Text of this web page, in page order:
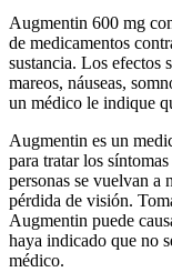
Augmentin 600 mg
de medicamentos
sustancia. Los efectos
mareos, náuseas,
un médico le indique
Augmentin es un
para tratar los
personas se vuelvan a
pérdida de visión.
Augmentin puede
haya indicado que no
médico.